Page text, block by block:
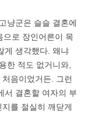
냥군은 슬슬 결혼에
로 장인어른이 목
게 생각했다. 왜냐
한 적도 없거니와,
처음이었거든. 그런
서 결혼할 여자의 부
를 절실히 깨닫게